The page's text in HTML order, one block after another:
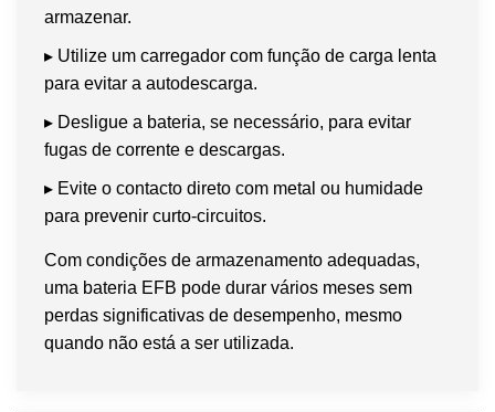
armazenar.
▸ Utilize um carregador com função de carga lenta
para evitar a autodescarga.
▸ Desligue a bateria, se necessário, para evitar
fugas de corrente e descargas.
▸ Evite o contacto direto com metal ou humidade
para prevenir curto-circuitos.
Com condições de armazenamento adequadas,
uma bateria EFB pode durar vários meses sem
perdas significativas de desempenho, mesmo
quando não está a ser utilizada.